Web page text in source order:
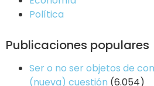
Política
Publicaciones populares
Ser o no ser objetos de
(nueva) cuestión (6.054)